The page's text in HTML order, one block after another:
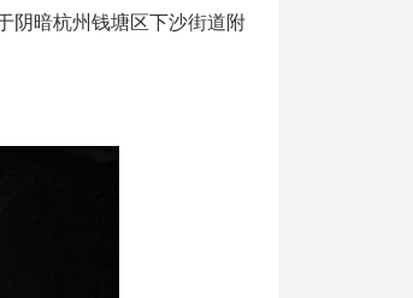
阴暗杭州钱塘区下沙街道附